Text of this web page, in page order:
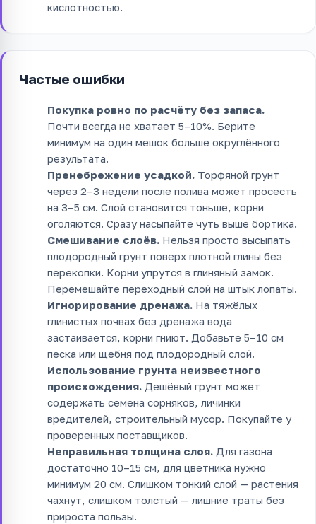
кислотностью.
Частые ошибки
Покупка ровно по расчёту без запаса.
Почти всегда не хватает 5–10%. Берите
минимум на один мешок больше округлённого
результата.
Пренебрежение усадкой. Торфяной грунт
через 2–3 недели после полива может просесть
на 3–5 см. Слой становится тоньше, корни
оголяются. Сразу насыпайте чуть выше бортика.
Смешивание слоёв. Нельзя просто высыпать
плодородный грунт поверх плотной глины без
перекопки. Корни упрутся в глиняный замок.
Перемешайте переходный слой на штык лопаты.
Игнорирование дренажа. На тяжёлых
глинистых почвах без дренажа вода
застаивается, корни гниют. Добавьте 5–10 см
песка или щебня под плодородный слой.
Использование грунта неизвестного
происхождения. Дешёвый грунт может
содержать семена сорняков, личинки
вредителей, строительный мусор. Покупайте у
проверенных поставщиков.
Неправильная толщина слоя. Для газона
достаточно 10–15 см, для цветника нужно
минимум 20 см. Слишком тонкий слой — растения
чахнут, слишком толстый — лишние траты без
прироста пользы.